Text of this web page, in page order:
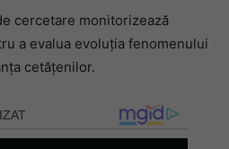
cercetare monitorizează
a evalua evoluția fenomenului
cetățenilor.